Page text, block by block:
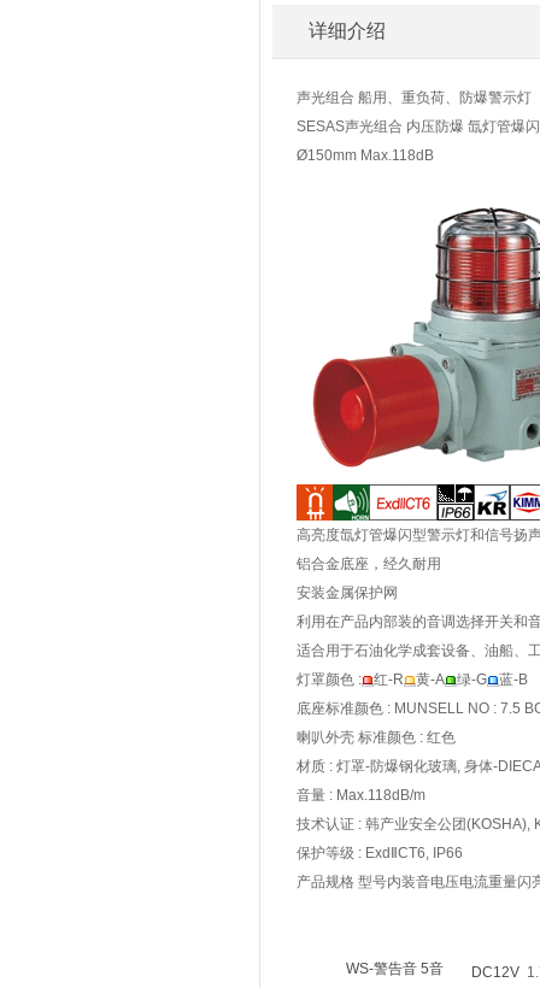
详细介绍
声光组合 船用、重负荷、防爆警示灯
SESAS声光组合 内压防爆 氙灯管爆
Ø150mm Max.118dB
高亮度氙灯管爆闪型警示灯和信号扬
铝合金底座，经久耐用
安装金属保护网
利用在产品内部装的音调选择开关和
适合用于石油化学成套设备、油船、
灯罩颜色 :
红-R 黄-A 绿-G
蓝-B
底座标准颜色 : MUNSELL NO : 7.5
喇叭外壳 标准颜色 : 红色
材质 : 灯罩-防爆钢化玻璃, 身体-
音量 : Max.118dB/m
技术认证 : 韩产业安全公团(KOSHA),
保护等级 : ExdⅡCT6, IP66
产品规格 型号内装音电压电流重量闪
WS-警告音 5音
DC12V